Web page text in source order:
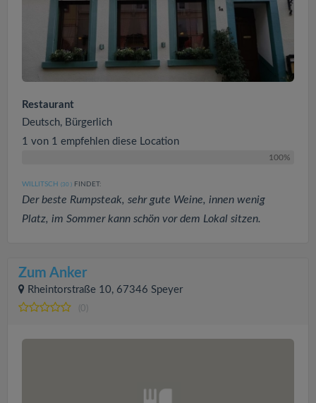
Restaurant
Deutsch, Bürgerlich
1 von 1 empfehlen diese Location
100%
WILLITSCH (30 ) FINDET:
Der beste Rumpsteak, sehr gute Weine, innen wenig
Platz, im Sommer kann schön vor dem Lokal sitzen.
Zum Anker
Rheintorstraße 10, 67346 Speyer
(0)